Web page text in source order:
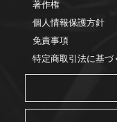
著作権
個人情報保護方針
免責事項
特定商取引法に基づ